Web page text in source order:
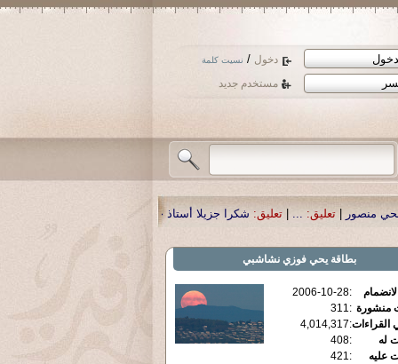
دخول / نسيت كلمة
مستخدم جديد
شكرا جزيلا أستاذ حمد الحمد .أكرمكم الله .|تعليق:
بطاقة يحي فوزي نشاشبي
:
2006-10-28
منشورة :
311
القراءات:
4,014,317
له
:
408
عليه
:
421